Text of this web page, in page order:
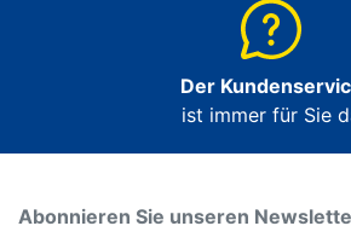
Der
ist immer für Sie
Abonnieren Sie unseren